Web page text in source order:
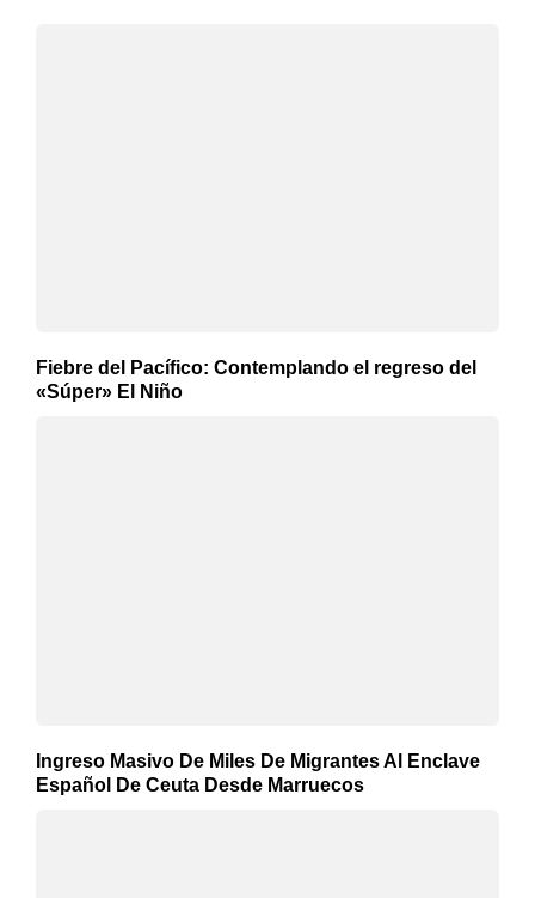
Fiebre del Pacífico: Contemplando el regreso del
«Súper» El Niño
Ingreso Masivo De Miles De Migrantes Al Enclave
Español De Ceuta Desde Marruecos